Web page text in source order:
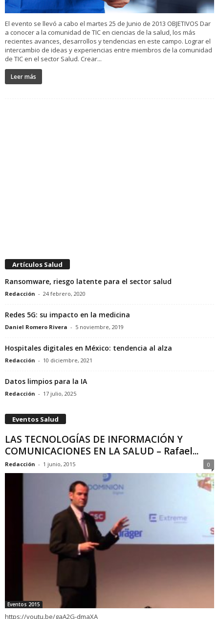
El evento se llevó a cabo el martes 25 de Junio de 2013 OBJETIVOS Dar
a conocer a la comunidad de TIC en ciencias de la salud, los más
recientes avances, desarrollos y tendencias en este campo. Lograr el
intercambio de ideas y experiencias entre miembros de la comunidad
de TIC en el sector Salud. Crear...
Leer más
Artículos Salud
Ransomware, riesgo latente para el sector salud
Redacción - 24 febrero, 2020
Redes 5G: su impacto en la medicina
Daniel Romero Rivera - 5 noviembre, 2019
Hospitales digitales en México: tendencia al alza
Redacción - 10 diciembre, 2021
Datos limpios para la IA
Redacción - 17 julio, 2025
Eventos Salud
LAS TECNOLOGÍAS DE INFORMACIÓN Y
COMUNICACIONES EN LA SALUD – Rafael...
Redacción - 1 junio, 2015 0
Eventos 2015
https://youtu.be/gaA2G-dmaXA